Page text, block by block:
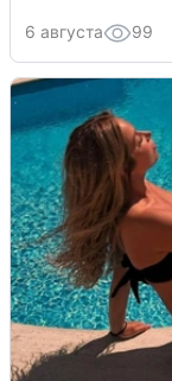
6 августа 99